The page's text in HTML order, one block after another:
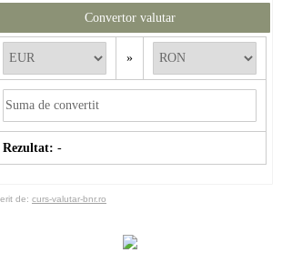
Convertor valutar
»
Rezultat: -
de: curs-valutar-bnr.ro